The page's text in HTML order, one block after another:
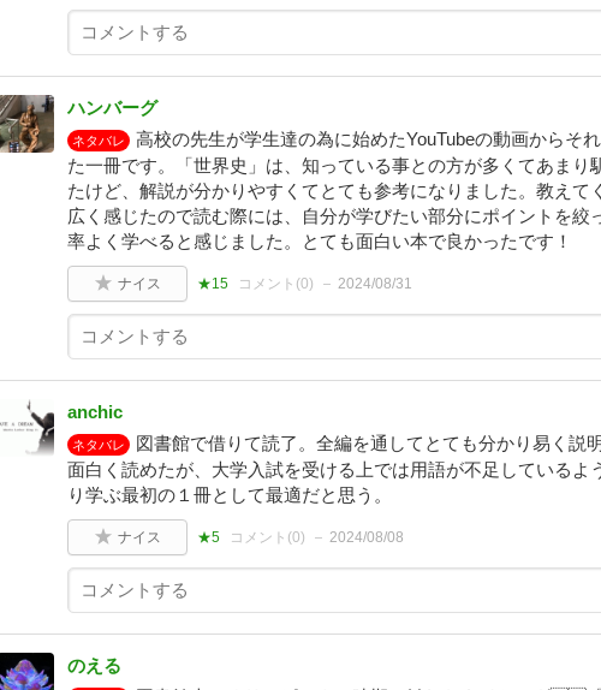
ハンバーグ
ネタバレ
高校の先生が学生達の為に始めたYouTubeの動画からそ
た一冊です。「世界史」は、知っている事との方が多くてあまり
たけど、解説が分かりやすくてとても参考になりました。教えて
広く感じたので読む際には、自分が学びたい部分にポイントを絞
率よく学べると感じました。とても面白い本で良かったです！
ナイス ★15 コメント(0) 2024/08/31
anchic
ネタバレ
図書館で借りて読了。全編を通してとても分かり易く説
面白く読めたが、大学入試を受ける上では用語が不足しているよ
り学ぶ最初の１冊として最適だと思う。
ナイス ★5 コメント(0) 2024/08/08
のえる